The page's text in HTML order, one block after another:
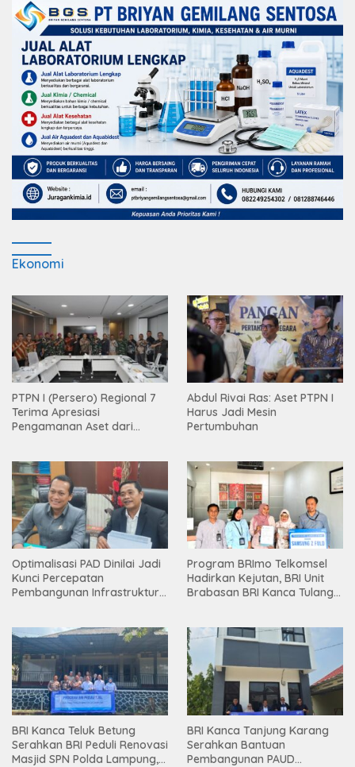
Ekonomi
PTPN I (Persero) Regional 7
Terima Apresiasi
Pengamanan Aset dari
Abdul Rivai Ras: Aset PTPN I
Harus Jadi Mesin
Pertumbuhan
Optimalisasi PAD Dinilai Jadi
Kunci Percepatan
Pembangunan Infrastruktur
Program BRImo Telkomsel
Hadirkan Kejutan, BRI Unit
Brabasan BRI Kanca Tulang
Mesuji
BRI Kanca Teluk Betung
Serahkan BRI Peduli Renovasi
Masjid SPN Polda Lampung,
BRI Kanca Tanjung Karang
Serahkan Bantuan
Pembangunan PAUD